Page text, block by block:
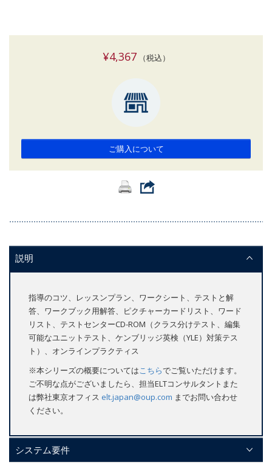
¥4,367（税込）
ご購入について
説明
指導のコツ、レッスンプラン、ワークシート、テストと解
答、ワークブック用解答、ピクチャーカードリスト、ワード
リスト、テストセンターCD-ROM（クラス分けテスト、編集
可能なユニットテスト、ケンブリッジ英検（YLE）対策テス
ト）、オンラインプラクティス
※本シリーズの概要についてはこちらでご覧いただけます。
ご不明な点がございましたら、担当ELTコンサルタントまた
は弊社東京オフィス elt.japan@oup.com までお問い合わせ
ください。
システム要件